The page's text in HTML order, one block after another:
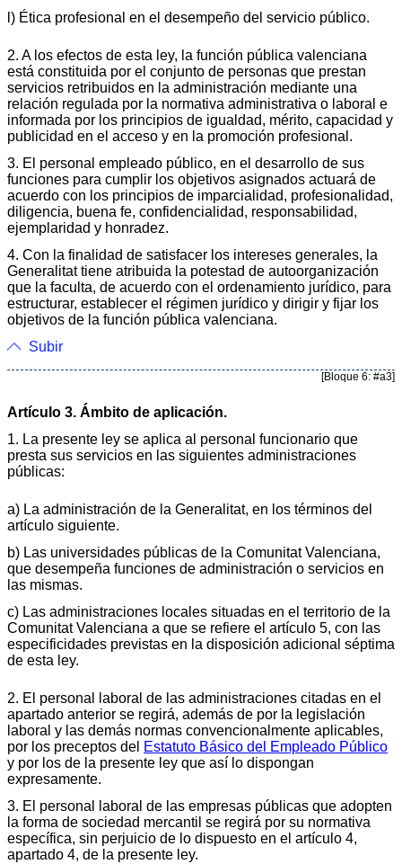
l) Ética profesional en el desempeño del servicio público.
2. A los efectos de esta ley, la función pública valenciana
está constituida por el conjunto de personas que prestan
servicios retribuidos en la administración mediante una
relación regulada por la normativa administrativa o laboral e
informada por los principios de igualdad, mérito, capacidad y
publicidad en el acceso y en la promoción profesional.
3. El personal empleado público, en el desarrollo de sus
funciones para cumplir los objetivos asignados actuará de
acuerdo con los principios de imparcialidad, profesionalidad,
diligencia, buena fe, confidencialidad, responsabilidad,
ejemplaridad y honradez.
4. Con la finalidad de satisfacer los intereses generales, la
Generalitat tiene atribuida la potestad de autoorganización
que la faculta, de acuerdo con el ordenamiento jurídico, para
estructurar, establecer el régimen jurídico y dirigir y fijar los
objetivos de la función pública valenciana.
Subir
[Bloque 6: #a3]
Artículo 3. Ámbito de aplicación.
1. La presente ley se aplica al personal funcionario que
presta sus servicios en las siguientes administraciones
públicas:
a) La administración de la Generalitat, en los términos del
artículo siguiente.
b) Las universidades públicas de la Comunitat Valenciana,
que desempeña funciones de administración o servicios en
las mismas.
c) Las administraciones locales situadas en el territorio de la
Comunitat Valenciana a que se refiere el artículo 5, con las
especificidades previstas en la disposición adicional séptima
de esta ley.
2. El personal laboral de las administraciones citadas en el
apartado anterior se regirá, además de por la legislación
laboral y las demás normas convencionalmente aplicables,
por los preceptos del Estatuto Básico del Empleado Público
y por los de la presente ley que así lo dispongan
expresamente.
3. El personal laboral de las empresas públicas que adopten
la forma de sociedad mercantil se regirá por su normativa
específica, sin perjuicio de lo dispuesto en el artículo 4,
apartado 4, de la presente ley.